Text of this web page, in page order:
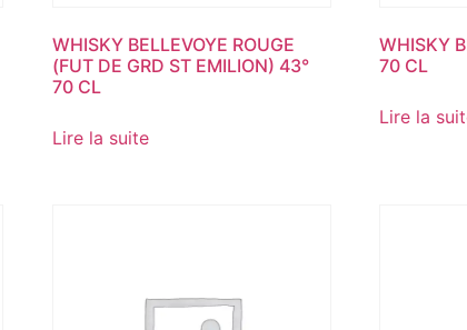
WHISKY BELLEVOYE ROUGE
(FUT DE GRD ST EMILION) 43°
70 CL
Lire la suite
WHISKY
70 CL
Lire la